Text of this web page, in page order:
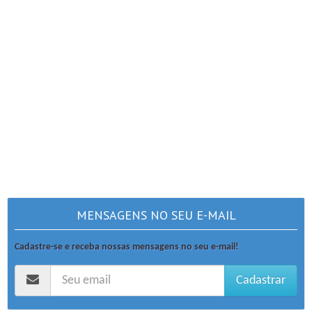
MENSAGENS NO SEU E-MAIL
Cadastre-se e receba nossas mensagens no seu e-mail!
Cadastrar